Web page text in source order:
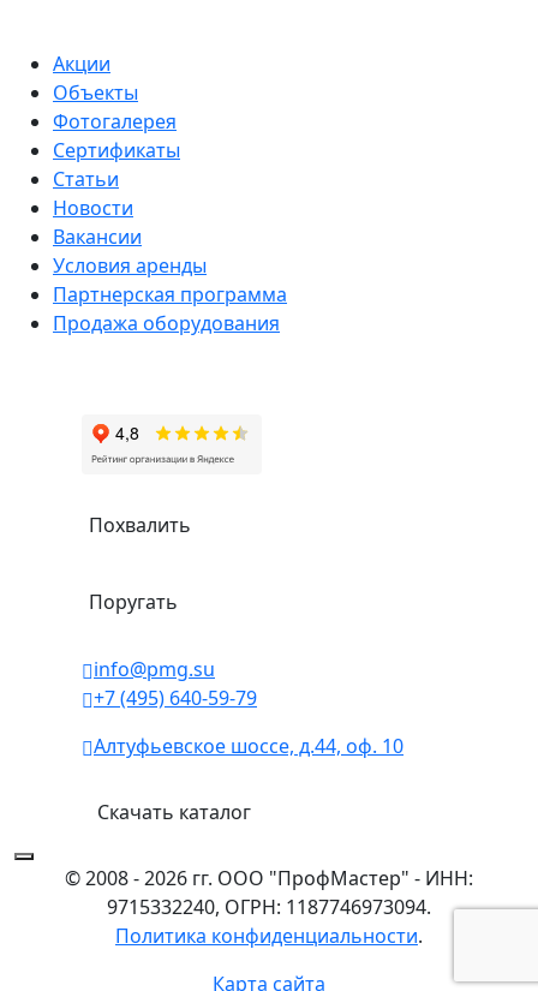
Акции
Объекты
Фотогалерея
Сертификаты
Статьи
Новости
Вакансии
Условия аренды
Партнерская программа
Продажа оборудования
Похвалить
Поругать
info@pmg.su
+7 (495) 640-59-79
Алтуфьевское шоссе, д.44, оф. 10
Скачать каталог
© 2008 - 2026 гг. ООО "ПрофМастер" - ИНН:
9715332240, ОГРН: 1187746973094.
Политика конфиденциальности.
Карта сайта